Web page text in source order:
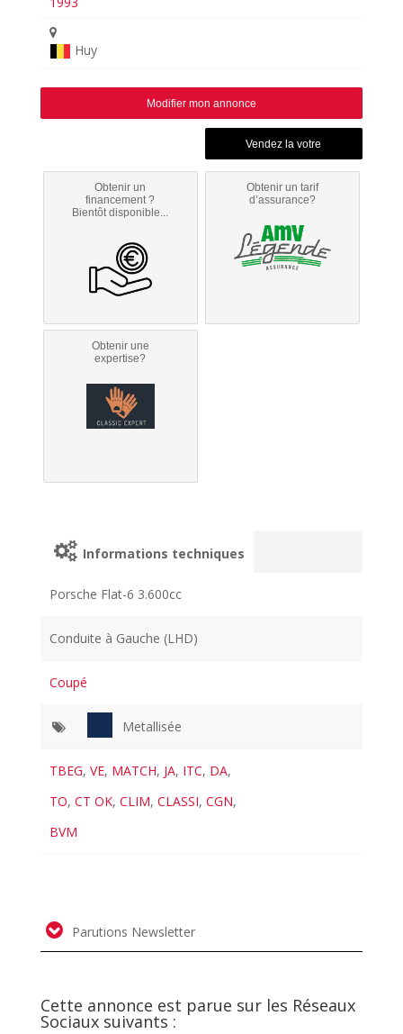
Huy
Modifier mon annonce
Obtenir un
financement ?
Bientôt disponible...
Obtenir un tarif
d’assurance?
Obtenir une
expertise?
Informations techniques
Porsche Flat-6 3.600cc
Conduite à Gauche (LHD)
Coupé
Metallisée
TBEG,VE, MATCH, JA, ITC, DA,
TO,CT OK,CLIM,CLASSI,CGN,
BVM
Parutions Newsletter
Cette annonce est parue sur les Réseaux
Sociaux suivants :